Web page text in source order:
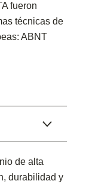
fueron
técnicas de
ABNT
de alta
durabilidad y